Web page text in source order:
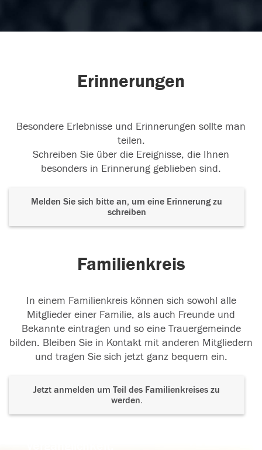
Erinnerungen
Besondere Erlebnisse und Erinnerungen sollte man
teilen.
Schreiben Sie über die Ereignisse, die Ihnen
besonders in Erinnerung geblieben sind.
Melden Sie sich bitte an, um eine Erinnerung zu
schreiben
Familienkreis
In einem Familienkreis können sich sowohl alle
Mitglieder einer Familie, als auch Freunde und
Bekannte eintragen und so eine Trauergemeinde
bilden. Bleiben Sie in Kontakt mit anderen Mitgliedern
und tragen Sie sich jetzt ganz bequem ein.
Jetzt anmelden um Teil des Familienkreises zu
werden.